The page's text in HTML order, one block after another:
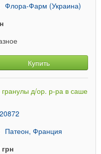
Флора-Фарм (Украина)
Купить
д/ор. р-ра в саше
Патеон, Франция